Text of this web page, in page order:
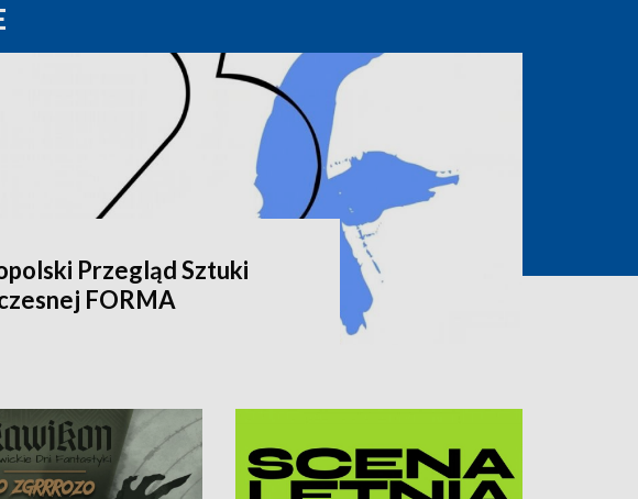
Przegląd Sztuki
FORMA